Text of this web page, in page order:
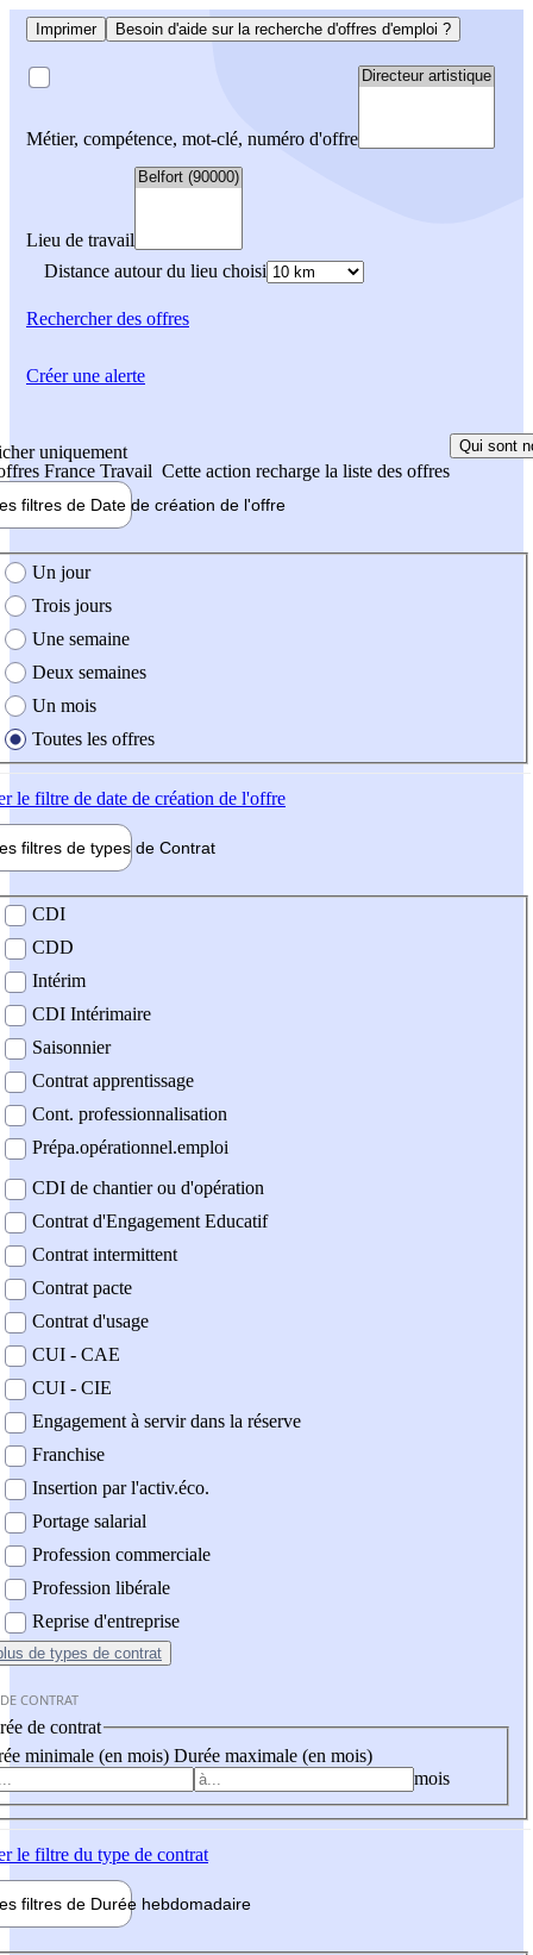
Imprimer Besoin d'aide sur la recherche d'offres d'emploi ?
Métier, compétence, mot-clé, numéro d'offre
Lieu de travail
Distance autour du lieu choisi
Rechercherdes offres
uniquement
France Travail Cette action recharge la liste des offres
Qui sont
filtres de Date de création de l'offre
création de l'offre
Un jour
Trois jours
Une semaine
Deux semaines
Un mois
Toutes les offres
le filtre de date de création de l'offre
filtres de types de Contrat
contrat
CDI
CDD
Intérim
CDI Intérimaire
Saisonnier
Contrat apprentissage
Cont. professionnalisation
Prépa.opérationnel.emploi
CDI de chantier ou d'opération
Contrat d'Engagement Educatif
Contrat intermittent
Contrat pacte
Contrat d'usage
CUI - CAE
CUI - CIE
Engagement à servir dans la réserve
Franchise
Insertion par l'activ.éco.
Portage salarial
Profession commerciale
Profession libérale
Reprise d'entreprise
de types de contrat
CONTRAT
de contrat
minimale (en mois) Durée maximale (en mois)
mois
le filtre du type de contrat
filtres de Durée hebdomadaire
Créer une alerte